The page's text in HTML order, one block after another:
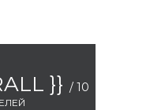
}} / 10